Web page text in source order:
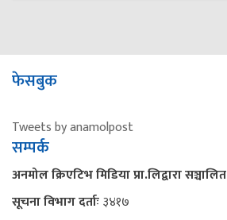
फेसबुक
Tweets by anamolpost
सम्पर्क
अनमोल क्रिएटिभ मिडिया प्रा.लिद्वारा सञ्चालित
सूचना विभाग दर्ताः३४१७